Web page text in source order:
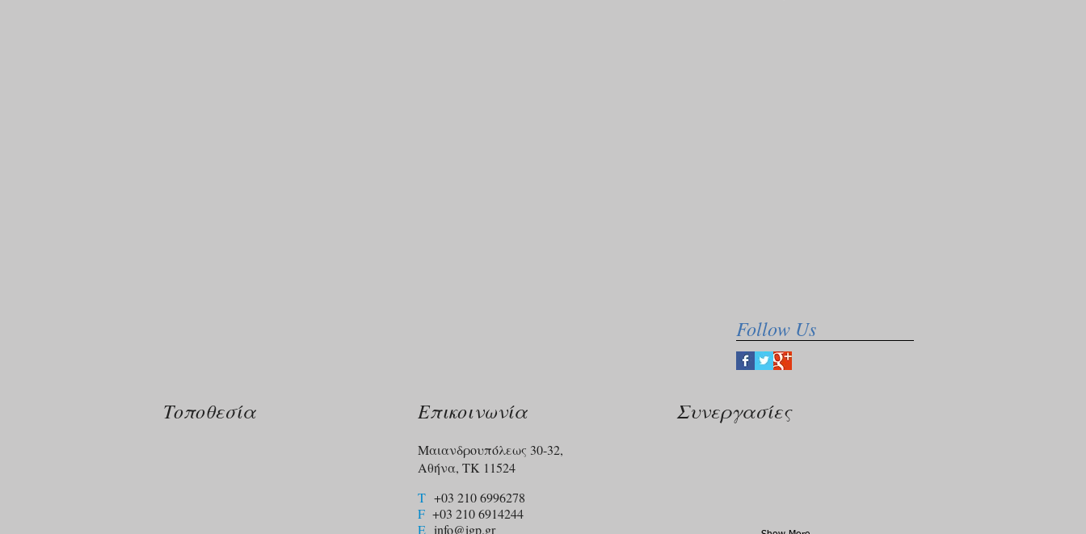
Follow Us
Τοποθεσία Επικοινωνία
Μαιανδρουπόλεως 30-32,
Αθήνα, ΤΚ 11524
T +03 210 6996278
F +03 210 6914244​
E info@igp.gr
Συνεργασίες